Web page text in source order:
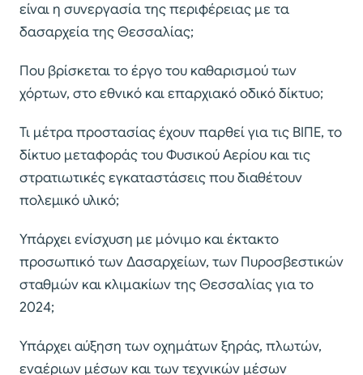
είναι η συνεργασία της περιφέρειας με τα
δασαρχεία της Θεσσαλίας;
Που βρίσκεται το έργο του καθαρισμού των
χόρτων, στο εθνικό και επαρχιακό οδικό δίκτυο;
Τι μέτρα προστασίας έχουν παρθεί για τις ΒΙΠΕ, το
δίκτυο μεταφοράς του Φυσικού Αερίου και τις
στρατιωτικές εγκαταστάσεις που διαθέτουν
πολεμικό υλικό;
Υπάρχει ενίσχυση με μόνιμο και έκτακτο
προσωπικό των Δασαρχείων, των Πυροσβεστικών
σταθμών και κλιμακίων της Θεσσαλίας για το
2024;
Υπάρχει αύξηση των οχημάτων ξηράς, πλωτών,
εναέριων μέσων και των τεχνικών μέσων